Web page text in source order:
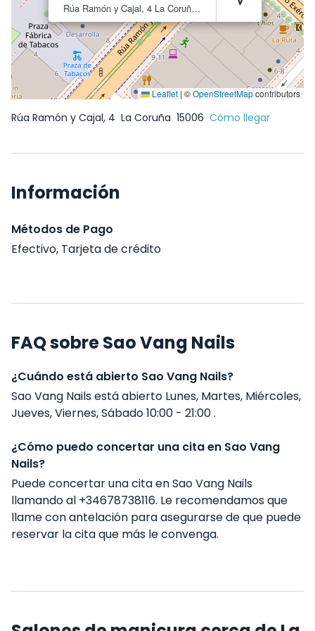
Rúa Ramón y Cajal, 4 La Coruña
Leaflet | ©OpenStreetMapcontributors
Rúa Ramón y Cajal, 4 La Coruña 15006 Cómo llegar
Información
Métodos de Pago
Efectivo, Tarjeta de crédito
FAQ sobre Sao Vang Nails
¿Cuándo está abierto Sao Vang Nails?
Sao Vang Nails está abierto Lunes, Martes, Miércoles,
Jueves, Viernes, Sábado 10:00 - 21:00 .
¿Cómo puedo concertar una cita en Sao Vang
Nails?
Puede concertar una cita en Sao Vang Nails
llamando al +34678738116. Le recomendamos que
llame con antelación para asegurarse de que puede
reservar la cita que más le convenga.